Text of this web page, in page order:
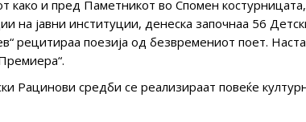
како и пред Паметникот во Спомен
на јавни институции, денеска започнаа 56
рецитираа поезија од безвремениот поет.
Рацинови средби се реализираат повеќе